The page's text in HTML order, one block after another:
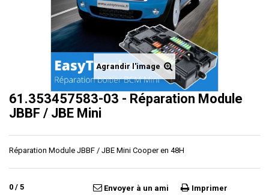
Agrandir l'image
61.353457583-03 - Réparation Module
JBBF / JBE Mini
Réparation Module JBBF / JBE Mini Cooper en 48H
0 / 5 Envoyer à un ami Imprimer